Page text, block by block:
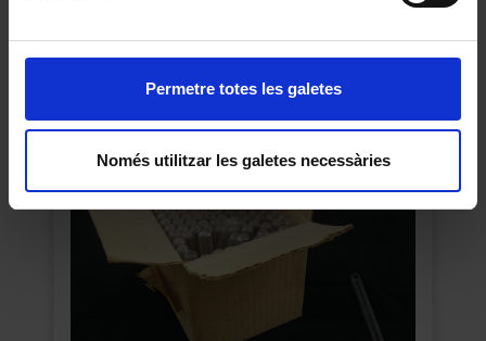
Permetre totes les galetes
Només utilitzar les galetes necessàries